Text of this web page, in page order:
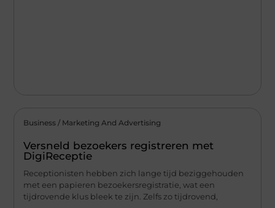
Business / Marketing And Advertising
Versneld bezoekers registreren met
DigiReceptie
Receptionisten hebben zich lange tijd beziggehouden
met een papieren bezoekersregistratie, wat een
tijdrovende klus bleek te zijn. Zelfs zo tijdrovend,